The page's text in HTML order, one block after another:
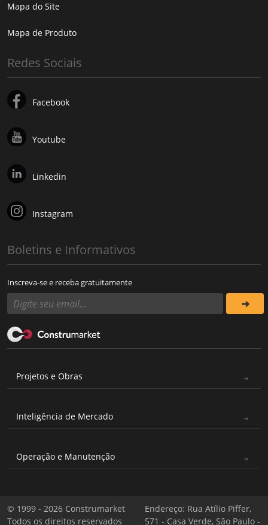
Mapa do Site
Mapa de Produto
Redes Sociais
Facebook
Youtube
Linkedin
Instagram
Boletins e Informativos
Inscreva-se e receba gratuitamente
Projetos e Obras
Inteligência de Mercado
Operação e Manutenção
© 1999 - 2026 Construmarket
Todos os direitos reservados
Endereço: Rua Atílio Piffer,
571 - Casa Verde, São Paulo -